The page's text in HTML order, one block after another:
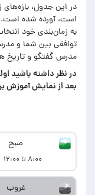
در این جدول،
است، آورده شده است.
به زمان‌بندی خود
توافقی بین شما و
مدرس گفتگو و تاریخ
بعد از نمایش آموزش
صبح
۸:۰۰ تا ۱۲:۰۰
غروب